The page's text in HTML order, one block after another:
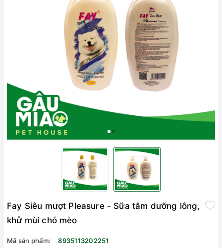
Fay Siêu mượt Pleasure - Sữa tắm dưỡng lông,
khử mùi chó mèo
Mã sản phẩm:
8935113202251